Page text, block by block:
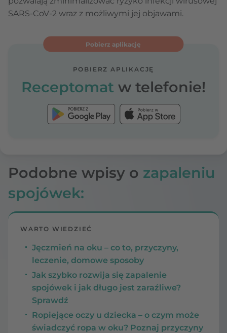
SARS-CoV-2 wraz z możliwymi jej objawami.
Pobierz aplikację
POBIERZ APLIKACJĘ
Receptomat w telefonie!
Podobne wpisy o zapaleniu
spojówek:
WARTO WIEDZIEĆ
Jęczmień na oku – co to, przyczyny,
leczenie, domowe sposoby
Jak szybko rozwija się zapalenie
spojówek i jak długo jest zaraźliwe?
Sprawdź
Ropiejące oczy u dziecka – o czym może
świadczyć ropa w oku? Poznaj przyczyny